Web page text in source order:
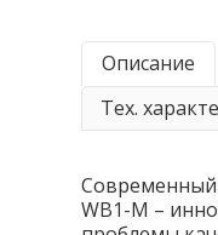
Описание
Тех.
WB1-M –